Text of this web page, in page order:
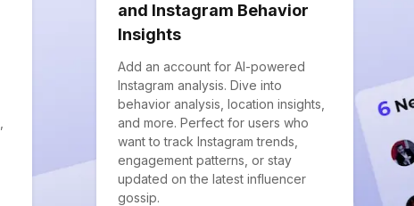
and Instagram Behavior
Insights
Add an account for AI-powered
Instagram analysis. Dive into
behavior analysis, location insights,
and more. Perfect for users who
want to track Instagram trends,
engagement patterns, or stay
updated on the latest influencer
gossip.